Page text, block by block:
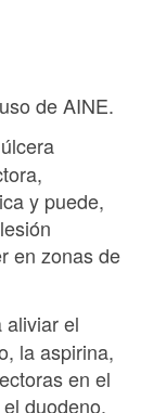
de AINE.
y puede,
en zonas de
aliviar el
la aspirina,
en el
duodeno.